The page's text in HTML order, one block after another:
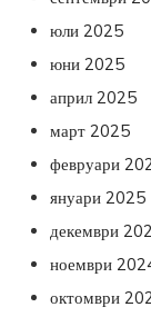
юли 2025
юни 2025
април 2025
март 2025
февруари
януари 2025
декември
ноември
октомври